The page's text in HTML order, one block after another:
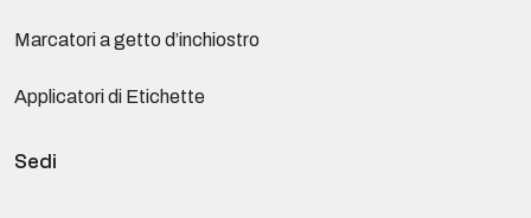
Marcatori a getto d’inchiostro
Applicatori di Etichette
Sedi